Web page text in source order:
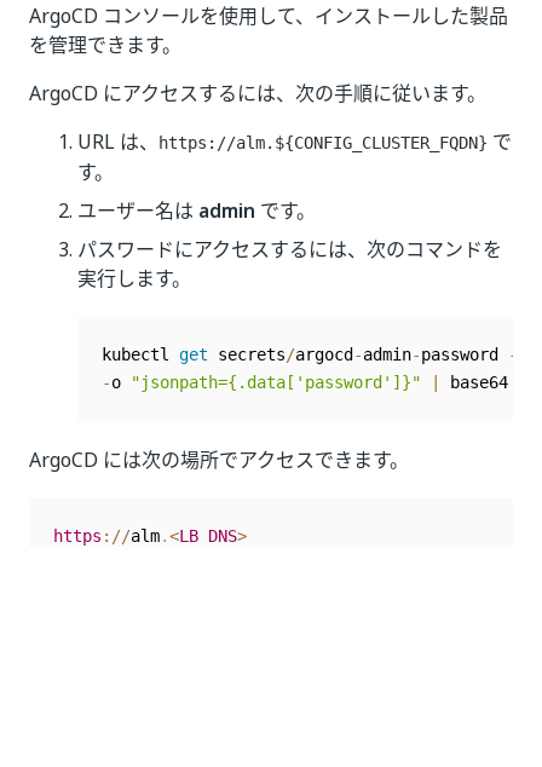
ArgoCD コンソールを使用して、インストールした製品
を管理できます。
ArgoCD にアクセスするには、次の手順に従います。
URL は、
https://alm.${CONFIG_CLUSTER_FQDN} で
す。
ユーザー名は admin です。
パスワードにアクセスするには、次のコマンドを
実行します。
kubectl get secrets/argocd -admin-password -
-o "jsonpath={.data['password']}" base64
ArgoCD には次の場所でアクセスできます。
https : //alm.<LB DNS>